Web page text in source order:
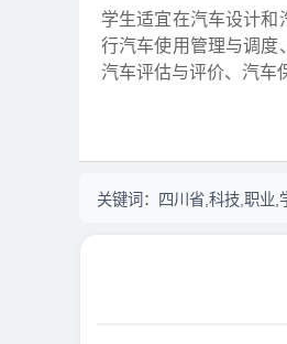
学生适宜在汽车设计和
行汽车使用管理与调度
汽车评估与评价、汽车
关键词： 四川省,科技,职业,